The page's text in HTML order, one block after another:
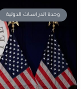
وحدة الدراسات الدولية